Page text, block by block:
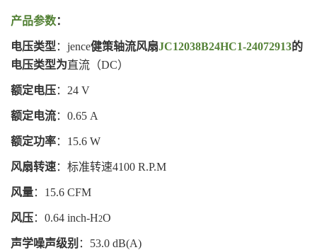
产品参数：
电压类型 ：jence健策轴流风扇JC12038B24HC1-24072913的
电压类型为直流（DC）
额定电压：24 V
额定电流：0.65 A
额定功率：15.6 W
风扇转速：标准转速4100 R.P.M
风量：15.6 CFM
风压：0.64 inch-H2O
声学噪声级别 ：53.0 dB(A)